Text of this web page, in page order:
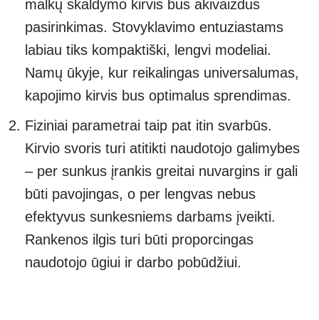
malkų skaldymo kirvis bus akivaizdus
pasirinkimas. Stovyklavimo entuziastams
labiau tiks kompaktiški, lengvi modeliai.
Namų ūkyje, kur reikalingas universalumas,
kapojimo kirvis bus optimalus sprendimas.
Fiziniai parametrai taip pat itin svarbūs.
Kirvio svoris turi atitikti naudotojo galimybes
– per sunkus įrankis greitai nuvargins ir gali
būti pavojingas, o per lengvas nebus
efektyvus sunkesniems darbams įveikti.
Rankenos ilgis turi būti proporcingas
naudotojo ūgiui ir darbo pobūdžiui.